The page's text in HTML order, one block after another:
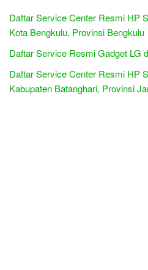
Daftar Service Center Resmi HP
Kota Bengkulu, Provinsi Bengkulu
Daftar Service Resmi Gadget LG
Daftar Service Center Resmi HP
Kabupaten Batanghari, Provinsi